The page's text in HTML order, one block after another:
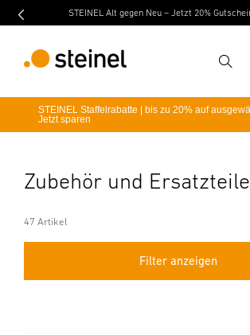
STEINEL Alt gegen Neu – Jetzt 20%
Suche
Suchbegriff eingeben
STEINEL Staffelrabatte | bis zu 20% auf
Jetzt sparen
Zubehör und Ersatzteile
47 Artikel
Filter anzeigen